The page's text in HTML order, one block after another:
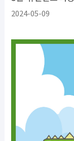
2024-05-09